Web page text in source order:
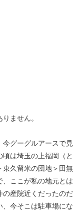
ません。
グーグルアースで見
は埼玉の上福岡（と
東久留米の団地＞田無
、ここが私の地元とは
の産院近くだったのだ
今そこは駐車場にな